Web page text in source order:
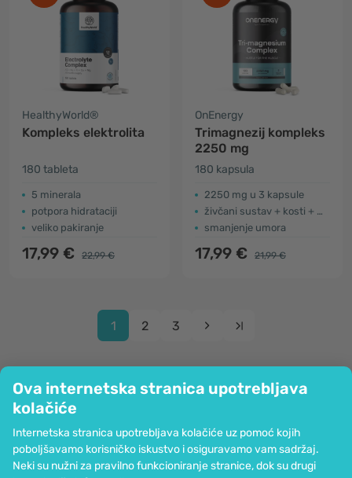
Ova internetska stranica upotrebljava
kolačiće
Internetska stranica upotrebljava kolačiće uz pomoć kojih
poboljšavamo korisničko iskustvo i osiguravamo vam sadržaj.
Neki su nužni za pravilno funkcioniranje stranice, dok su drugi
HealthyWorld®
Kompleks elektrolita
180 tableta
5 minerala
potpora hidrataciji
veliko pakiranje
17,99 € 22,99 €
OnEnergy
Trimagnezij kompleks
2250 mg
180 kapsula
2250 mg u 3 kapsule
živčani sustav + kosti + mišići
smanjenje umora
17,99 € 21,99 €
1 2 3
Informacije
Pridružite nam se